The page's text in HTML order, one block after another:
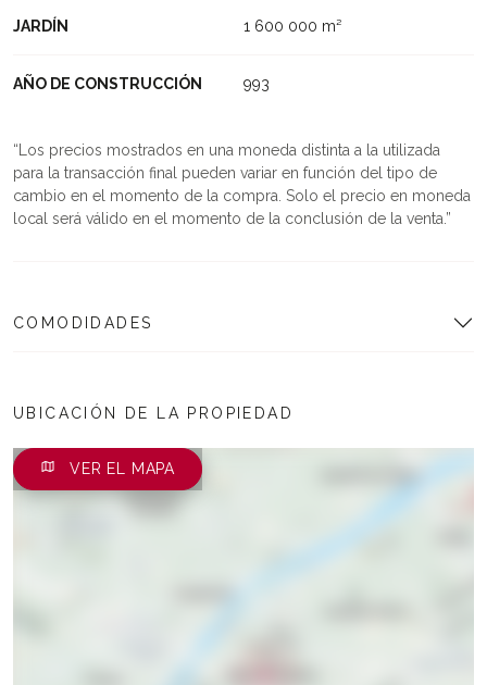
JARDÍN 1 600 000 m²
AÑO DE CONSTRUCCIÓN 993
Los precios mostrados en una moneda distinta a la utilizada
para la transacción final pueden variar en función del tipo de
cambio en el momento de la compra. Solo el precio en moneda
local será válido en el momento de la conclusión de la venta.
COMODIDADES
UBICACIÓN DE LA PROPIEDAD
VER EL MAPA